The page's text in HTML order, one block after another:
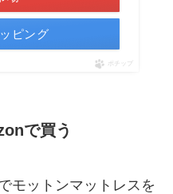
ピング
ポチップ
で買う
モットンマットレスを